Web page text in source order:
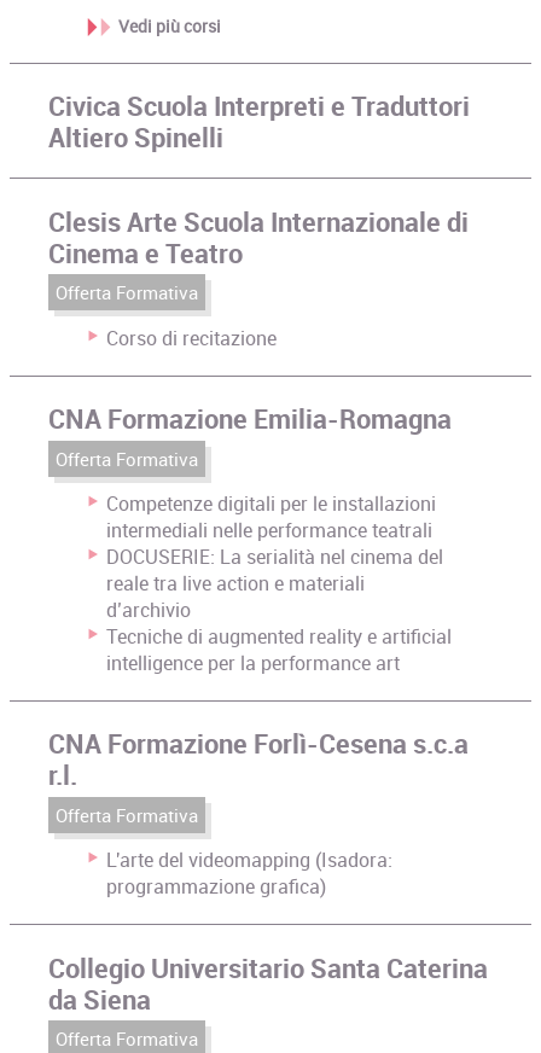
Vedi più corsi
Civica Scuola Interpreti e Traduttori
Altiero Spinelli
Clesis Arte Scuola Internazionale di
Cinema e Teatro
Offerta Formativa
Corso di recitazione
CNA Formazione Emilia-Romagna
Offerta Formativa
Competenze digitali per le installazioni
intermediali nelle performance teatrali
DOCUSERIE: La serialità nel cinema del
reale tra live action e materiali
d’archivio
Tecniche di augmented reality e artificial
intelligence per la performance art
CNA Formazione Forlì-Cesena s.c.a
r.l.
Offerta Formativa
L'arte del videomapping (Isadora:
programmazione grafica)
Collegio Universitario Santa Caterina
da Siena
Offerta Formativa